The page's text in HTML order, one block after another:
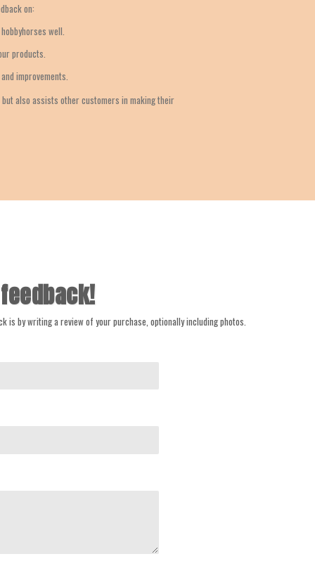
on:
well.
products.
improvements.
also assists other customers in making their
is by writing a review of your purchase, optionally including photos.